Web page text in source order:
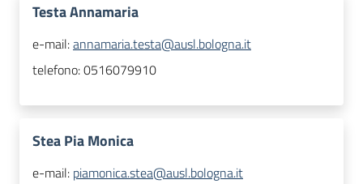
Testa Annamaria
e-mail:annamaria.testa@ausl.bologna.it
telefono:0516079910
Stea Pia Monica
e-mail: piamonica.stea@ausl.bologna.it